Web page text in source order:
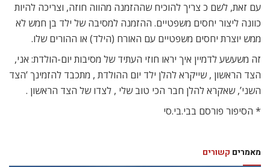
עם זאת, לשם כ צריך להוכיח שההזמנה מהווה חוזה, וצריכה להיות
כוונה ליצור יחסים משפטיים. ההזמנה למסיבה של ילד בן חמש לא
ממש יוצרת יחסים משפטיים עם האורח (הילד) או ההורים שלו.
זה משעשע לדמיין איך יראו חוזי העתיד של מסיבות יום-הולדת: אני,
הצד הראשון , שייקרא להלן ילד יום ההולדת , מתכבד להזמינך ‘הצד
השני’, שאקרא להלן חבר הכי טוב שלי , לצדו של הצד הראשון .
* הסיפור פורסם בבי.בי.סי
מאמרים קשורים